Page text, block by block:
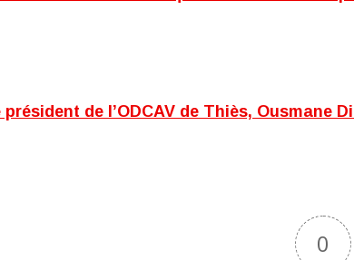
président de l’ODCAV de Thiès, Ousmane
0